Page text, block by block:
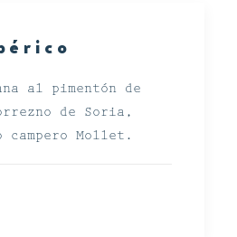
al pimentón de
de Soria,
campero Mollet.